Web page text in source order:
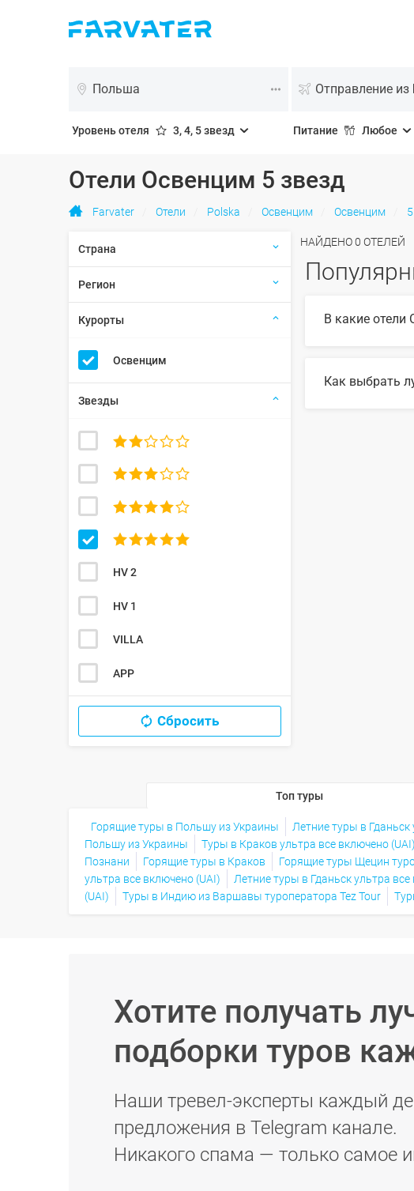
Польша
Уровень отеля 3, 4, 5 звезд Питание Любое
Отели Освенцим 5 звезд
Farvater Отели Polska Освенцим Освенцим
НАЙДЕНО0 ОТЕЛЕЙ
Страна
Регион
Курорты
Освенцим
Звезды




HV 2
HV 1
VILLA
APP
Сбросить
В какие отели
Как выбрать
Топ туры
Горящие туры в Польшу из Украины Летние туры в Гданьск
Польшу из Украины
Туры в Краков ультра все включено (UAI)
Познани
Горящие туры в Краков Горящие туры Щецин
ультра все включено (UAI)
Летние туры в Гданьск ультра все
(UAI)
Туры в Индию из Варшавы туроператора Tez Tour
Хотите получать
подборки туров
Наши тревел-эксперты каждый
предложения в Telegram канале.
Никакого спама — только самое